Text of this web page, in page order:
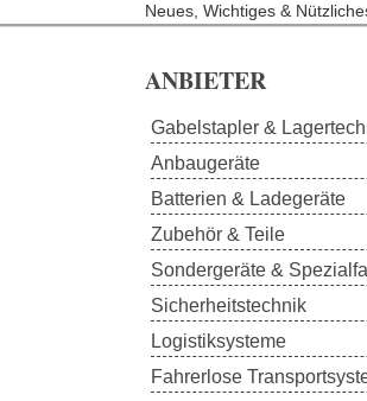
Neues, Wichtiges &
ANBIETER
Gabelstapler &
Anbaugeräte
Batterien & Ladegeräte
Zubehör & Teile
Sondergeräte &
Sicherheitstechnik
Logistiksysteme
Fahrerlose